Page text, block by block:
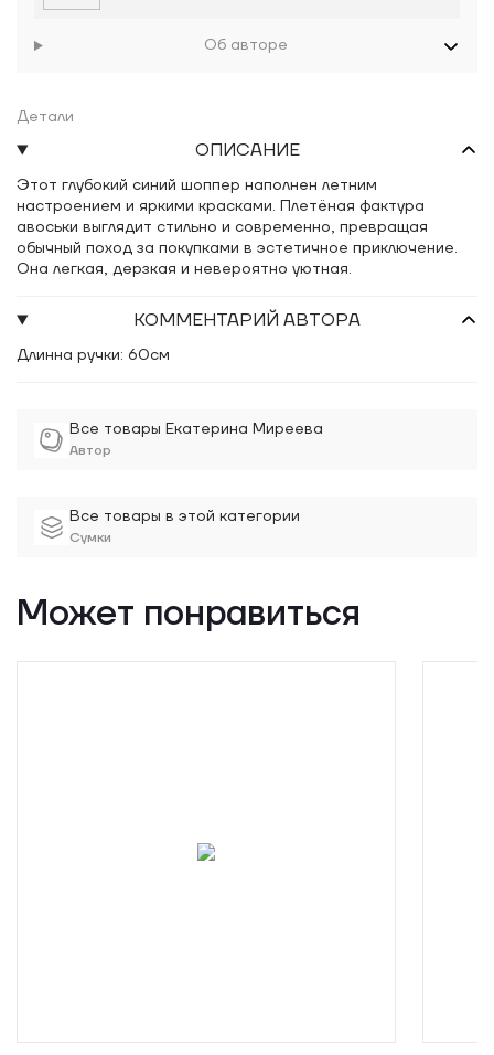
Все товары Екатерина Миреева
Автор
Все товары в этой категории
Сумки
Об авторе
Детали
ОПИСАНИЕ
Этот глубокий синий шоппер наполнен летним
настроением и яркими красками. Плетёная фактура
авоськи выглядит стильно и современно, превращая
обычный поход за покупками в эстетичное приключение.
Она легкая, дерзкая и невероятно уютная.
КОММЕНТАРИЙ АВТОРА
Длинна ручки: 60см
Может понравиться